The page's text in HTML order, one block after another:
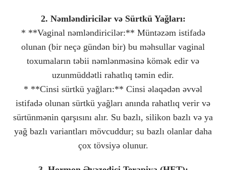
2. Nəmləndiricilər və Sürtkü Yağları:
* **Vaginal nəmləndiricilər:** Müntəzəm istifadə
olunan (bir neçə gündən bir) bu məhsullar vaginal
toxumaların təbii nəmlənməsinə kömək edir və
uzunmüddətli rahatlıq təmin edir.
* **Cinsi sürtkü yağları:** Cinsi əlaqədən əvvəl
istifadə olunan sürtkü yağları anında rahatlıq verir və
sürtünmənin qarşısını alır. Su bazlı, silikon bazlı və ya
yağ bazlı variantları mövcuddur; su bazlı olanlar daha
çox tövsiyə olunur.